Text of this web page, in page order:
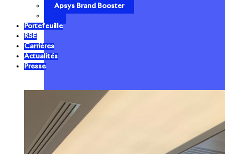
Apsys Brand Booster
Portefeuille
RSE
Carrières
Actualités
Presse